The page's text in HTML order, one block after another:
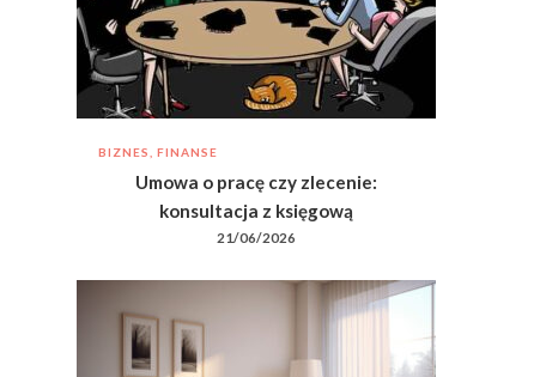
BIZNES, FINANSE
Umowa o pracę czy zlecenie:
konsultacja z księgową
21/06/2026